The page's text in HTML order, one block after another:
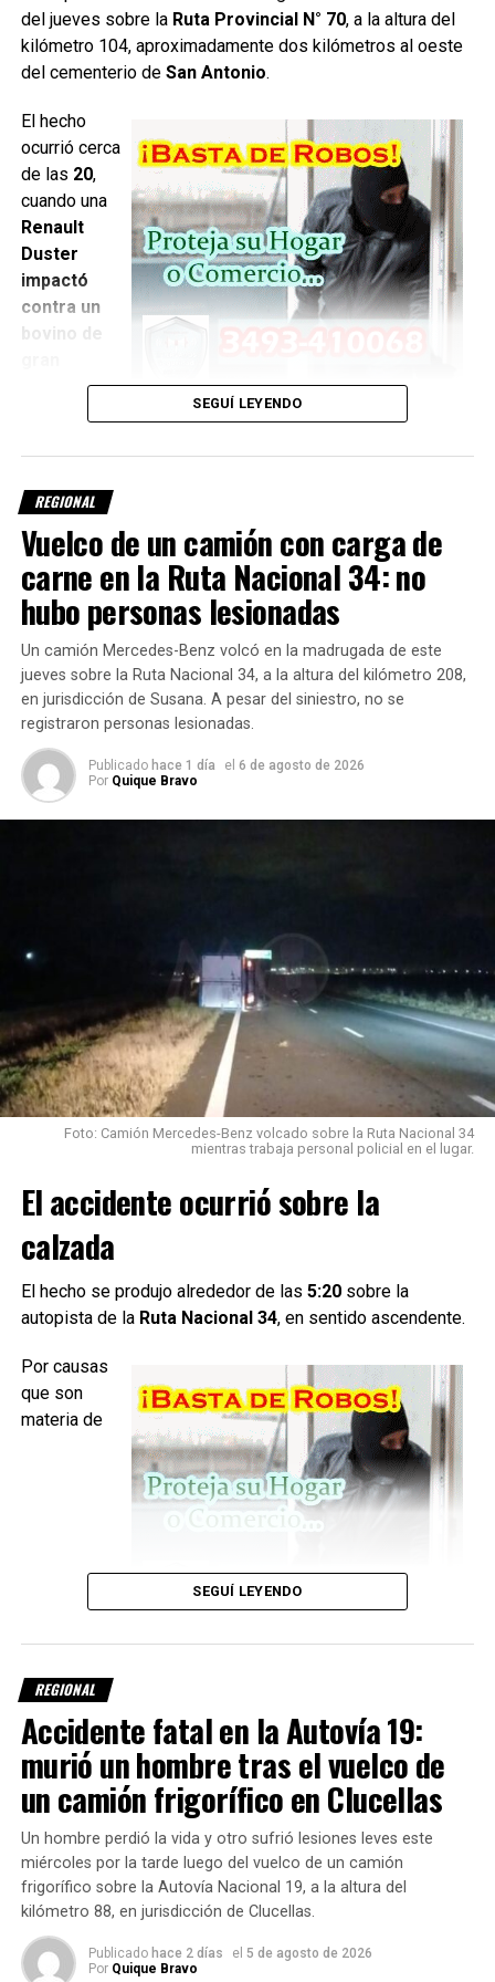
del jueves sobre la Ruta Provincial N° 70, a la altura del
kilómetro 104, aproximadamente dos kilómetros al oeste
del cementerio de San Antonio.
El hecho
ocurrió cerca
de las 20,
cuando una
Renault
Duster
impactó
contra un
tamaño que
Como consecuencia del impacto, la camioneta terminó
detenida sobre la banquina norte, mientras que el animal
quedó sin vida a pocos metros del vehículo.
Detectaron una fuga de GNC
Al arribar al lugar, una dotación del Cuartel Norte de la
Agrupación Bomberos Zapadores Rafaelaverificó que
los ocupantes ya se encontraban fuera de la camioneta.
fueron
acuerdo con
el informe
oficial, ninguno presentaba lesiones y no fue necesario
trasladarlos a un centro de salud.
Durante la inspección del vehículo, los bomberos
detectaron unafuga activa de gas en el sistema de
, por lo que debieron intervenir para controlar la
situación.
Los efectivos realizaron el
del cilindro y desconectaron la batería
herramientas de mano, logrando neutralizar el riesgo.
Intervino personal policial
SEGUÍ LEYENDO
REGIONAL
Vuelco de un camión con carga de
carne en la Ruta Nacional 34: no
hubo personas lesionadas
Un camión Mercedes-Benz volcó en la madrugada de este
jueves sobre la Ruta Nacional 34, a la altura del kilómetro 208,
en jurisdicción de Susana. A pesar del siniestro, no se
registraron personas lesionadas.
Publicado hace 1 día el 6 de agosto de 2026
Por Quique Bravo
Foto: Camión Mercedes-Benz volcado sobre la Ruta Nacional 34
mientras trabaja personal policial en el lugar.
El accidente ocurrió sobre la
calzada
El hecho se produjo alrededor de las 5:20sobre la
autopista de la Ruta Nacional 34, en sentido ascendente.
Por causas
que son
materia de
que provocó el
El rodado involucrado es uncamión Mercedes-Benz
color blanco, que transportabacarne.
SEGUÍ LEYENDO
REGIONAL
Accidente fatal en la Autovía 19:
murió un hombre tras el vuelco de
un camión frigorífico en Clucellas
Un hombre perdió la vida y otro sufrió lesiones leves este
miércoles por la tarde luego del vuelco de un camión
frigorífico sobre la Autovía Nacional 19, a la altura del
kilómetro 88, en jurisdicción de Clucellas.
Publicado hace 2 días el 5 de agosto de 2026
Por Quique Bravo